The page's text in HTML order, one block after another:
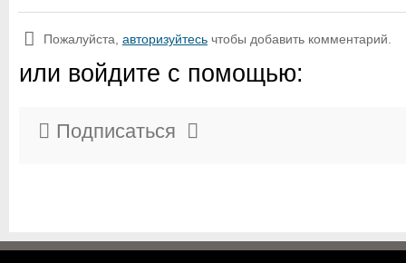
Пожалуйста, авторизуйтесь чтобы добавить комментарий.
или войдите с помощью:
Подписаться